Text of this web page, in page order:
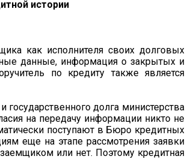
как исполнителя своих долговых
данные, информация о закрытых и
по кредиту также является
государственного долга министерства
на передачу информации никто не
поступают в Бюро кредитных
еще на этапе рассмотрения заявки
или нет. Поэтому кредитная